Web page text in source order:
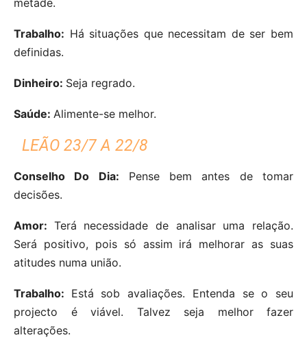
Trabalho: Há situações que necessitam de ser bem
definidas.
Dinheiro: Seja regrado.
Saúde: Alimente-se melhor.
LEÃO 23/7 A 22/8
Conselho Do Dia: Pense bem antes de tomar
decisões.
Amor: Terá necessidade de analisar uma relação.
Será positivo, pois só assim irá melhorar as suas
atitudes numa união.
Trabalho: Está sob avaliações. Entenda se o seu
projecto é viável. Talvez seja melhor fazer
alterações.